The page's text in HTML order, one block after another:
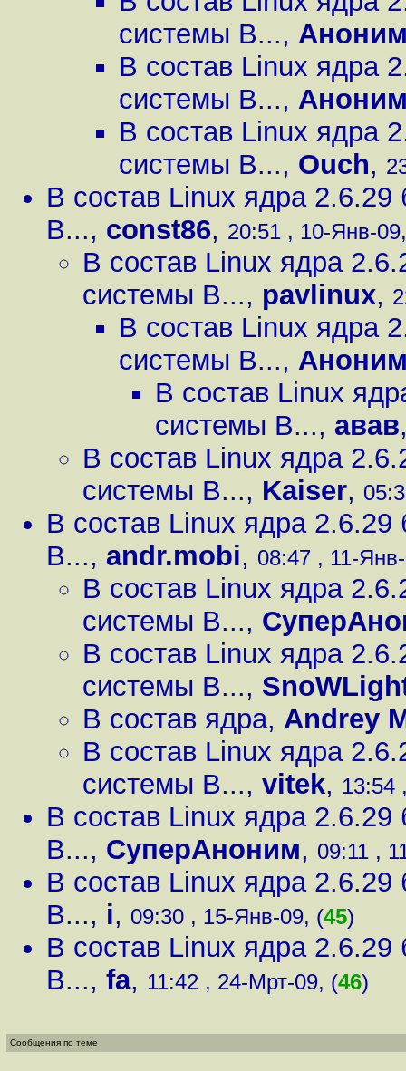
системы B...,
В состав Linux ядра
системы B...,
В состав Linux ядра
системы B..., Ouch,
В состав Linux ядра
B..., const86, 20:51 , 10-Янв-
В состав Linux ядра
системы B..., pavlinux,
В состав Linux ядра
системы B...,
В состав Linux
системы B..., авав
В состав Linux ядра
системы B..., Kaiser,
В состав Linux ядра
B..., andr.mobi, 08:47 , 11-
В состав Linux ядра
системы B...,
В состав Linux ядра
системы B...,
В состав ядра, Andrey
В состав Linux ядра
системы B..., vitek, 13:54
В состав Linux ядра
B..., СуперАноним, 09:11 ,
В состав Linux ядра
B..., i, 09:30 , 15-Янв-09, (45)
В состав Linux ядра
B..., fa, 11:42 , 24-Мрт-09, (46)
Сообщения по теме